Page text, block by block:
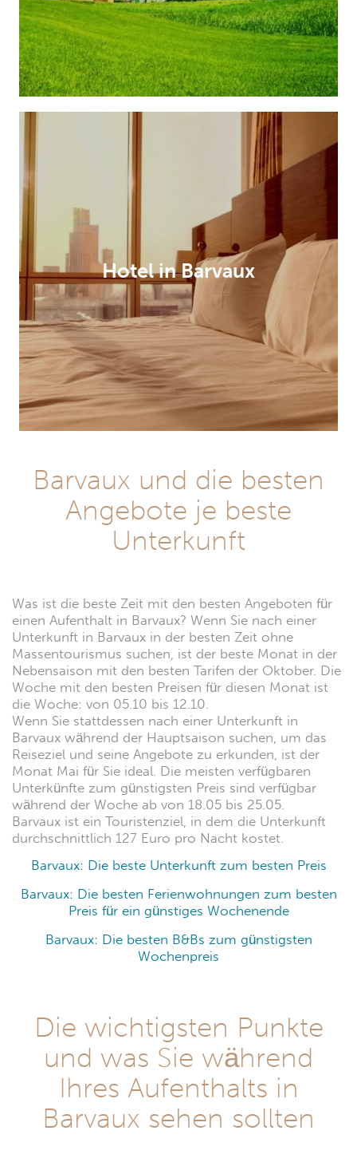
Hotel in Barvaux
Barvaux und die besten
Angebote je beste
Unterkunft
Was ist die beste Zeit mit den besten Angeboten für
einen Aufenthalt in Barvaux? Wenn Sie nach einer
Unterkunft in Barvaux in der besten Zeit ohne
Massentourismus suchen, ist der beste Monat in der
Nebensaison mit den besten Tarifen der Oktober. Die
Woche mit den besten Preisen für diesen Monat ist
die Woche: von 05.10 bis 12.10.
Wenn Sie stattdessen nach einer Unterkunft in
Barvaux während der Hauptsaison suchen, um das
Reiseziel und seine Angebote zu erkunden, ist der
Monat Mai für Sie ideal. Die meisten verfügbaren
Unterkünfte zum günstigsten Preis sind verfügbar
während der Woche ab von 18.05 bis 25.05.
Barvaux ist ein Touristenziel, in dem die Unterkunft
durchschnittlich 127 Euro pro Nacht kostet.
Barvaux: Die beste Unterkunft zum besten Preis
Barvaux: Die besten Ferienwohnungen zum besten
Preis für ein günstiges Wochenende
Barvaux: Die besten B&Bs zum günstigsten
Wochenpreis
Die wichtigsten Punkte
und was Sie während
Ihres Aufenthalts in
Barvaux sehen sollten